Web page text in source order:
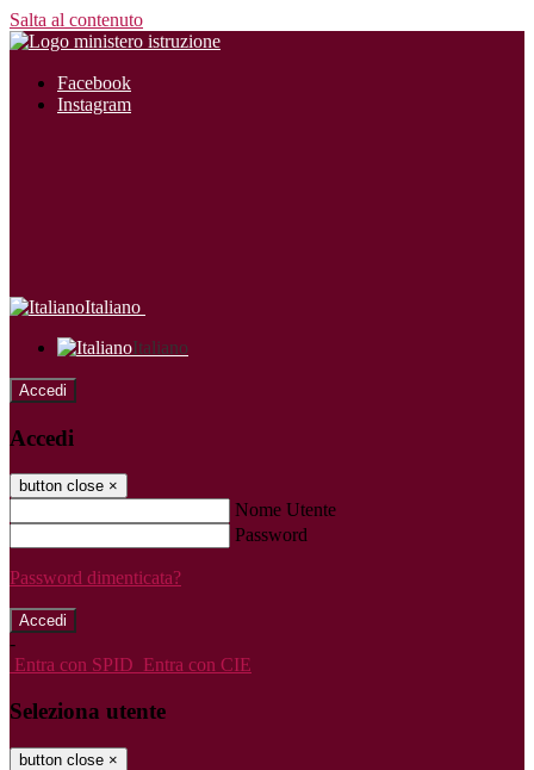
Salta al contenuto
Facebook
Instagram
Italiano
Italiano
Accedi
Accedi
button close ×
Nome Utente
Password
Password dimenticata?
-
Entra con SPID Entra con CIE
Seleziona utente
button close ×